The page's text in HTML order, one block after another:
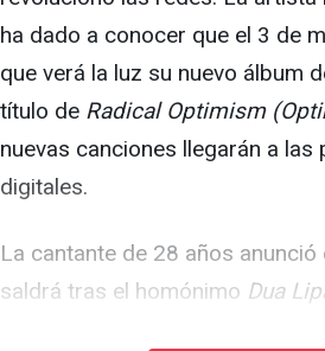
ha dado a conocer que el 3 de
que verá la luz su nuevo álbum
título de Radical Optimism
nuevas canciones llegarán a las
digitales.
La cantante de 28 años
saldrá tras el homónimo Dua